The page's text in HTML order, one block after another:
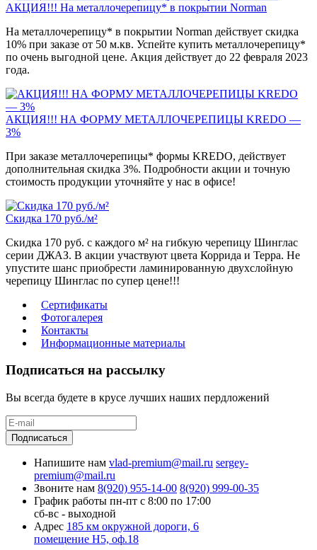
АКЦИЯ!!! На металлочерепицу* в покрытии Norman
На металлочерепицу* в покрытии Norman действует скидка
10% при заказе от 50 м.кв. Успейте купить металлочерепицу*
по очень выгодной цене. Акция действует до 22 февраля 2023
года.
АКЦИЯ!!! НА ФОРМУ МЕТАЛЛОЧЕРЕПИЦЫ KREDO —
3%
При заказе металлочерепицы* формы KREDO, действует
дополнительная скидка 3%. Подробности акции и точную
стоимость продукции уточняйте у нас в офисе!
Скидка 170 руб./м²
Скидка 170 руб. с каждого м² на гибкую черепицу Шинглас
серии ДЖАЗ. В акции участвуют цвета Коррида и Терра. Не
упустите шанс приобрести ламинированную двухслойную
черепицу Шинглас по супер цене!!!
Сертификаты
Фотогалерея
Контакты
Информационные материалы
Подписаться на рассылку
Вы всегда будете в крусе лучших наших пердложений
Подписаться
Напишите нам vlad-premium@mail.ru sergey-
premium@mail.ru
Звоните нам 8(920) 955-14-00 8(920) 999-00-35
График работы пн-пт с 8:00 по 17:00
сб-вс - выходной
Адрес 185 км окружной дороги, 6
помещение Н5, оф.18